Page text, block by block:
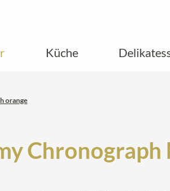
Küche
orange
Chronograph